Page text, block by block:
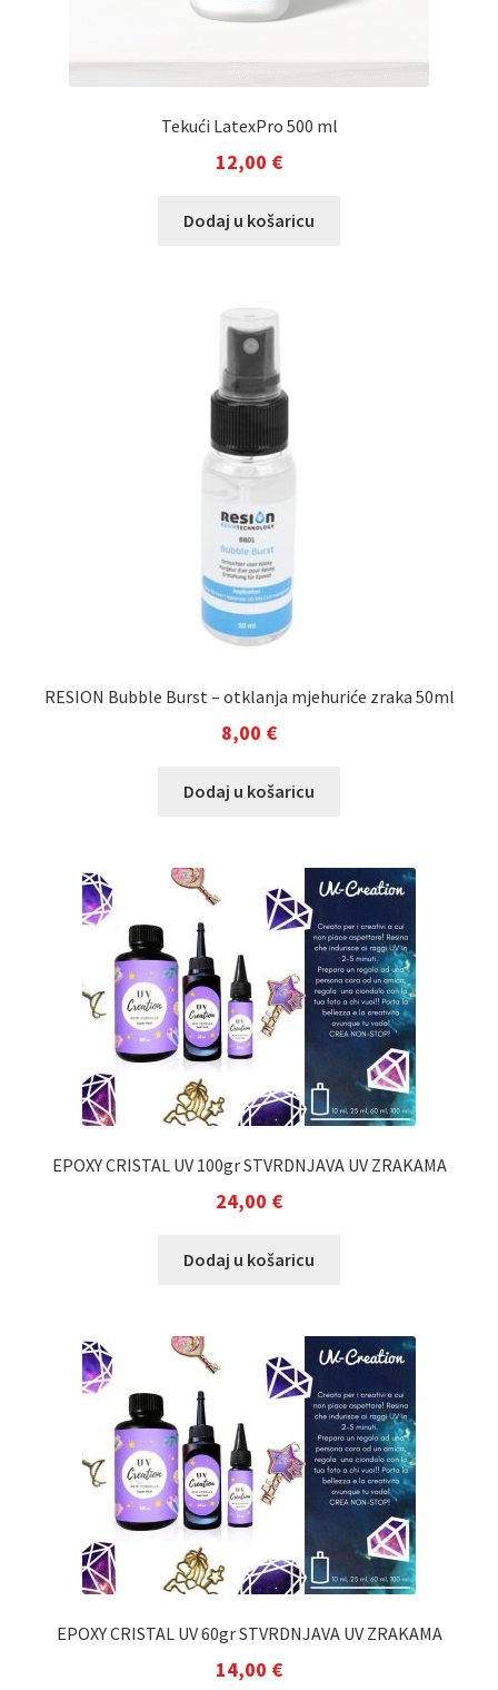
Tekući LatexPro 500 ml
12,00 €
Dodaj u košaricu
RESION Bubble Burst – otklanja mjehuriće zraka 50ml
8,00 €
Dodaj u košaricu
EPOXY CRISTAL UV 100gr STVRDNJAVA UV ZRAKAMA
24,00 €
Dodaj u košaricu
EPOXY CRISTAL UV 60gr STVRDNJAVA UV ZRAKAMA
14,00 €